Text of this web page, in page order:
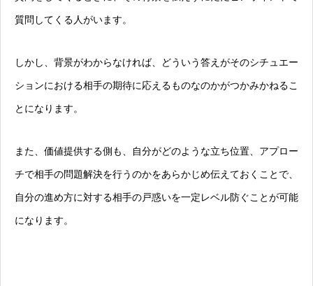
質問してくる人がいます。
しかし、背景がわからなければ、どういう答えがそのシチュエー
ションにおける相手の期待に応えるものなのかがつかみかねるこ
とになります。
また、価値提供する側も、自分がどのような立ち位置、アプロー
チで相手の問題解決を行うのかをあらかじめ伝えておくことで、
自分の進め方に対する相手の戸惑いを一定レベル防ぐことが可能
になります。